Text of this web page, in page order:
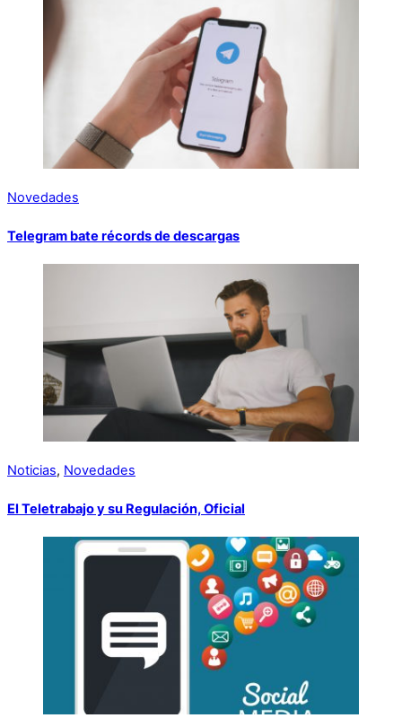
Novedades
Telegram bate récords de descargas
Noticias, Novedades
El Teletrabajo y su Regulación, Oficial